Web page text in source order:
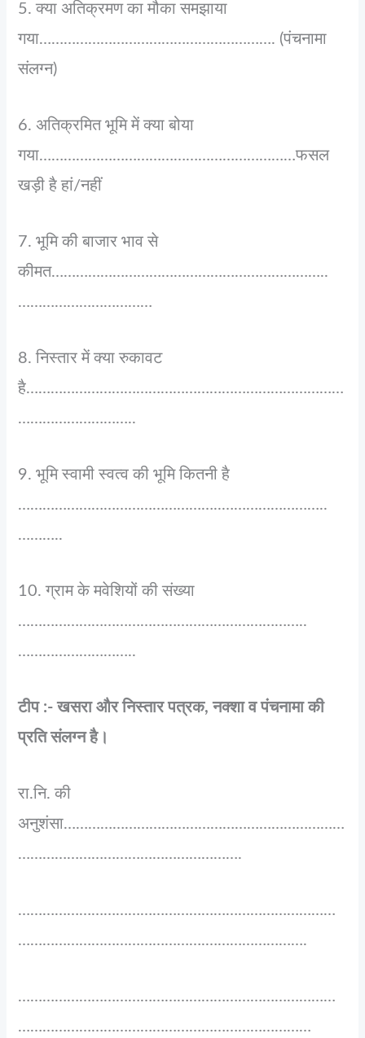
5. क्या अतिक्रमण का मौका समझाया
गया…………………………………………………. (पंचनामा
संलग्न)
6. अतिक्रमित भूमि में क्या बोया
गया………………………………………………………फसल
खड़ी है हां/नहीं
7. भूमि की बाजार भाव से
कीमत…………………………………………………………..
……………………………
8. निस्तार में क्या रुकावट
है……………………………………………………………………
………………………..
9. भूमि स्वामी स्वत्व की भूमि कितनी है
…………………………………………..……………………..
………..
10. ग्राम के मवेशियों की संख्या
……………………………………………………………..
………………………..
टीप :- खसरा और निस्तार पत्रक, नक्शा व पंचनामा की
प्रति संलग्न है।
रा.नि. की
अनुशंसा……………………………………………………………
……………………………………………….
……………………………………………………………………
……………………………………….…………………….
……………………………………………………………………
………………………………………………………………